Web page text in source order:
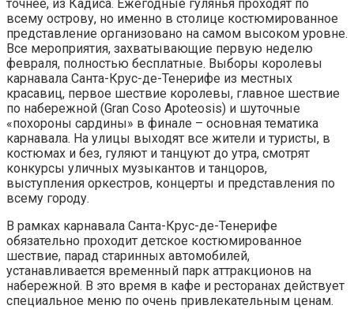
точнее, из Кадиса. Ежегодные гулянья проходят по
всему острову, но именно в столице костюмированное
представление организовано на самом высоком уровне.
Все мероприятия, захватывающие первую неделю
февраля, полностью бесплатные. Выборы королевы
карнавала Санта-Круc-де-Тенерифе из местных
красавиц, первое шествие королевы, главное шествие
по набережной (Gran Coso Apoteosis) и шуточные
«похороны сардины» в финале – основная тематика
карнавала. На улицы выходят все жители и туристы, в
костюмах и без, гуляют и танцуют до утра, смотрят
конкурсы уличных музыкантов и танцоров,
выступления оркестров, концерты и представления по
всему городу.
В рамках карнавала Санта-Круc-де-Тенерифе
обязательно проходит детское костюмированное
шествие, парад старинных автомобилей,
устанавливается временный парк аттракционов на
набережной. В это время в кафе и ресторанах действует
специальное меню по очень привлекательным ценам.